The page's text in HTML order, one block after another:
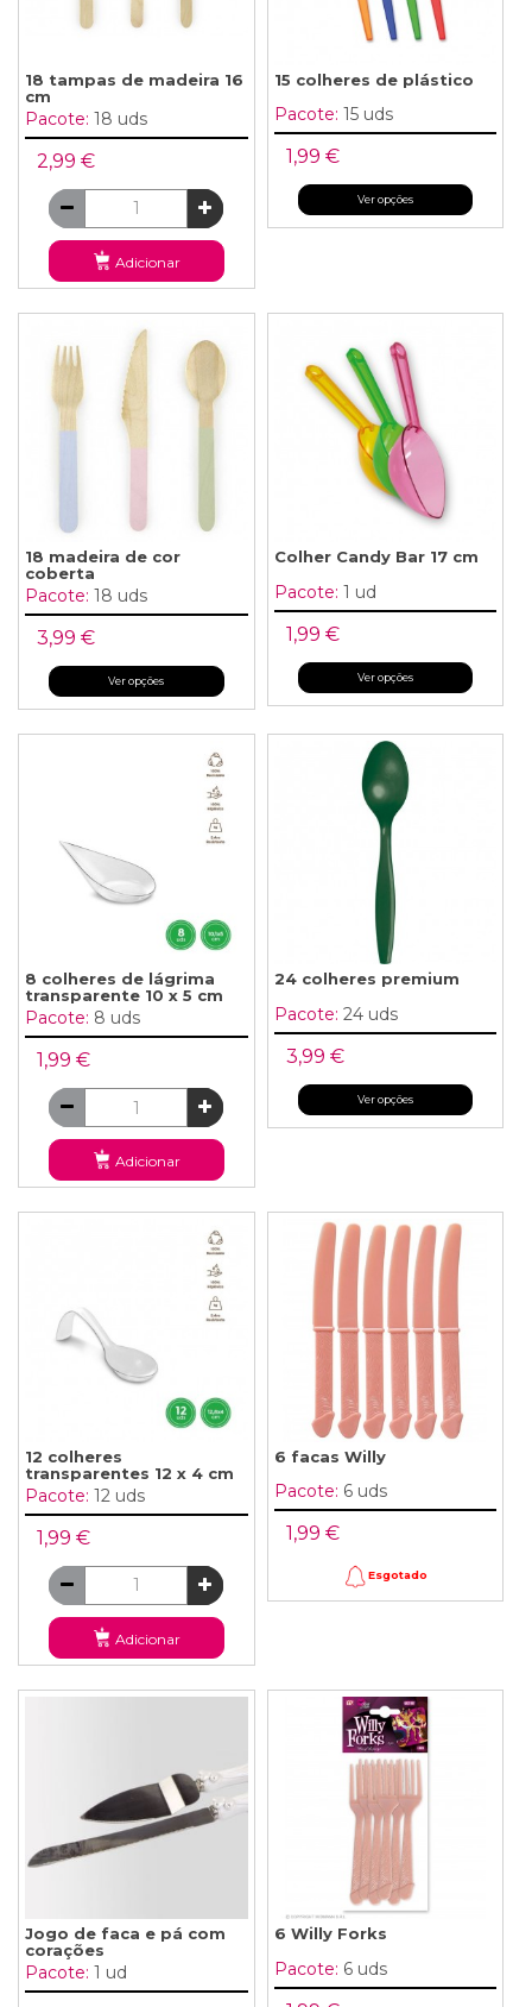
18 tampas de madeira 16
cm
Pacote: 18 uds
2,99 €
Adicionar
15 colheres de plástico
Pacote: 15 uds
1,99 €
Ver opções
18 madeira de cor
coberta
Pacote: 18 uds
3,99 €
Ver opções
Colher Candy Bar 17 cm
Pacote: 1 ud
1,99 €
Ver opções
8 colheres de lágrima
transparente 10 x 5 cm
Pacote: 8 uds
1,99 €
Adicionar
24 colheres premium
Pacote: 24 uds
3,99 €
Ver opções
12 colheres
transparentes 12 x 4 cm
Pacote: 12 uds
1,99 €
Adicionar
6 facas Willy
Pacote: 6 uds
1,99 €
Esgotado
Jogo de faca e pá com
corações
Pacote: 1 ud
6 Willy Forks
Pacote: 6 uds